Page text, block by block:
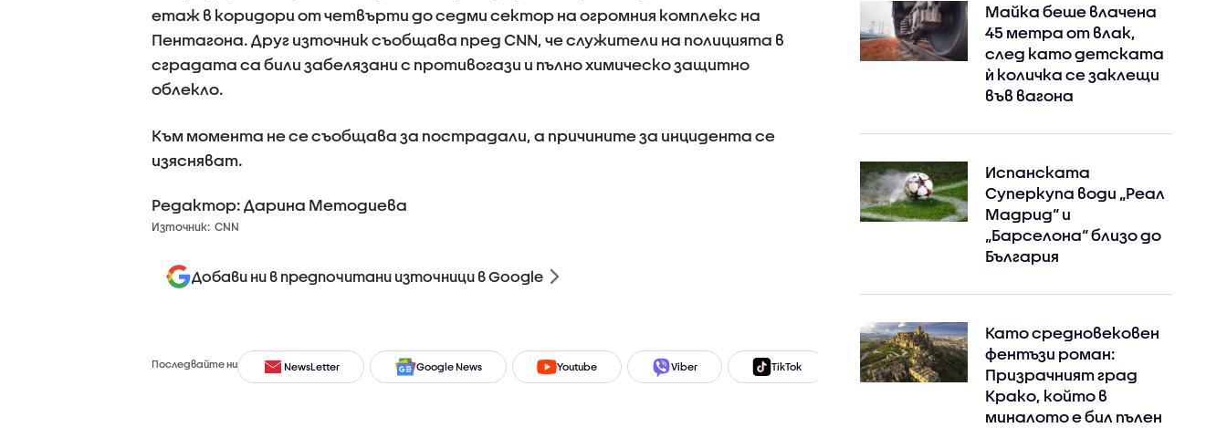
етаж в коридори от четвърти до седми сектор на огромния комплекс на
Пентагона. Друг източник съобщава пред CNN, че служители на полицията в
сградата са били забелязани с противогази и пълно химическо защитно
облекло.
Към момента не се съобщава за пострадали, а причините за инцидента се
изясняват.
Редактор: Дарина Методиева
Източник: CNN
Добави ни в предпочитани източници в Google
Последвайте ни NewsLetter Google News Youtube Viber TikTok Instagram
Майка беше влачена
45 метра от влак,
след като детската
ѝ количка се заклещи
във вагона
Испанската
Суперкупа води „Реал
Мадрид“ и
„Барселона“ близо до
България
Като средновековен
фентъзи роман:
Призрачният град
Крако, който в
миналото е бил пълен